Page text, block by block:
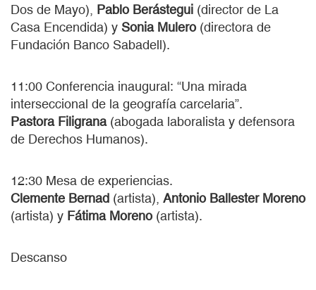
Dos de Mayo), Pablo Berástegui (director de La
Casa Encendida) y Sonia Mulero (directora de
Fundación Banco Sabadell).
11:00 Conferencia inaugural: “Una mirada
interseccional de la geografía carcelaria”.
Pastora Filigrana (abogada laboralista y defensora
de Derechos Humanos).
12:30 Mesa de experiencias.
Clemente Bernad (artista), Antonio Ballester Moreno
(artista) y Fátima Moreno (artista).
Descanso